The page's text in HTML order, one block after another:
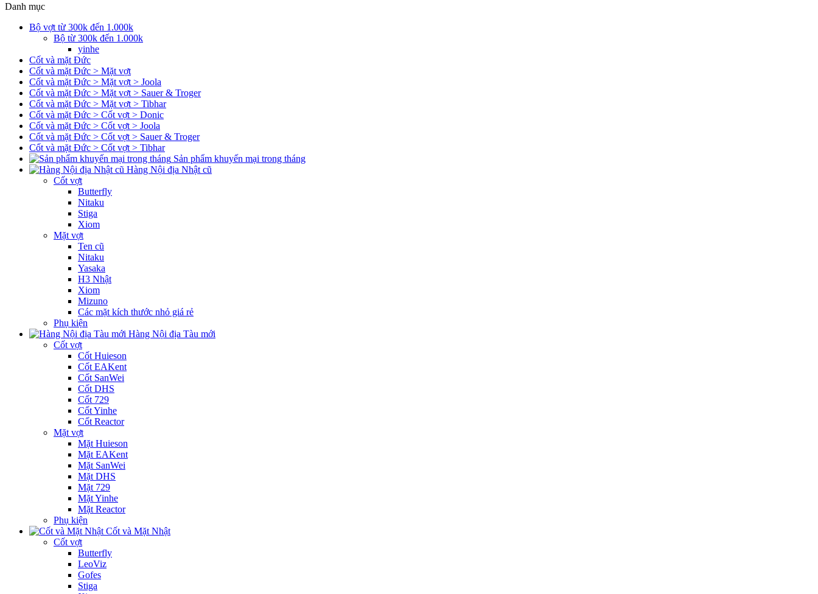
Danh mục
Bộ vợt từ 300k đến 1.000k
Bộ từ 300k đến 1.000k
yinhe
Cốt và mặt Đức
Cốt và mặt Đức > Mặt vợt
Cốt và mặt Đức > Mặt vợt > Joola
Cốt và mặt Đức > Mặt vợt > Sauer & Troger
Cốt và mặt Đức > Mặt vợt > Tibhar
Cốt và mặt Đức > Cốt vợt > Donic
Cốt và mặt Đức > Cốt vợt > Joola
Cốt và mặt Đức > Cốt vợt > Sauer & Troger
Cốt và mặt Đức > Cốt vợt > Tibhar
Sản phẩm khuyến mại trong tháng
Hàng Nội địa Nhật cũ
Cốt vợt
Butterfly
Nitaku
Stiga
Xiom
Mặt vợt
Ten cũ
Nitaku
Yasaka
H3 Nhật
Xiom
Mizuno
Các mặt kích thước nhỏ giá rẻ
Phụ kiện
Hàng Nội địa Tàu mới
Cốt vợt
Cốt Huieson
Cốt EAKent
Cốt SanWei
Cốt DHS
Cốt 729
Cốt Yinhe
Cốt Reactor
Mặt vợt
Mặt Huieson
Mặt EAKent
Mặt SanWei
Mặt DHS
Mặt 729
Mặt Yinhe
Mặt Reactor
Phụ kiện
Cốt và Mặt Nhật
Cốt vợt
Butterfly
LeoViz
Gofes
Stiga